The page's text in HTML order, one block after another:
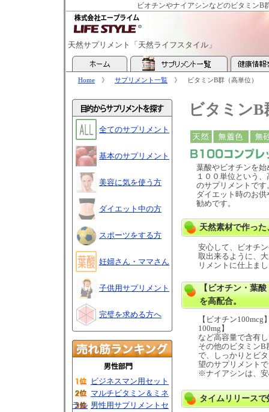
ビオチンやナイアシンなどのビタミン
天然サプリメント「天然ライフスタイル」
Home 》 サプリメント一覧 》 ビタミンB群（高単位）
ビタミンB
葉酸やビオチンを
１００単位という
のサプリメントです
ダイエット時のお
勧めです。
天然素材で作っ
安心して、ビオチ
取出来るように、
リメントに仕上ま
【ビオチン・葉
を高配合。
【ビオチン
100mg】
など高容量で含有
その他のビタミン
で、しっかりとビ
望のサプリメント
※ナイアシンは、
タイムリリース
全てのサプリメント
基本のサプリメント
美容に気を使う方
ダイエット中の方
スポーツをする方
妊婦さん・ママさん
子供用サプリメント
完璧を求める方へ
ビジネスマン用セット
マルチビタミン＆ミネ
ラル 男性用サプリメントセ